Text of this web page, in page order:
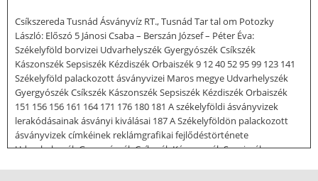
Csíkszereda Tusnád Ásványvíz RT., Tusnád Tar tal om Potozky
László: Előszó 5 Jánosi Csaba – Berszán József – Péter Éva:
Székelyföld borvizei Udvarhelyszék Gyergyószék Csíkszék
Kászonszék Sepsiszék Kézdiszék Orbaiszék 9 12 40 52 95 99 123 141
Székelyföld palackozott ásványvizei Maros megye Udvarhelyszék
Gyergyószék Csíkszék Kászonszék Sepsiszék Kézdiszék Orbaiszék
151 156 156 161 164 171 176 180 181 A székelyföldi ásványvizek
lerakódásainak ásványi kiválásai 187 A Székelyföldön palackozott
ásványvizek címkéinek reklámgrafikai fejlődéstörténete
Udvarhelyszék Gyergyószék Csíkszék Kászonszék Sepsiszék